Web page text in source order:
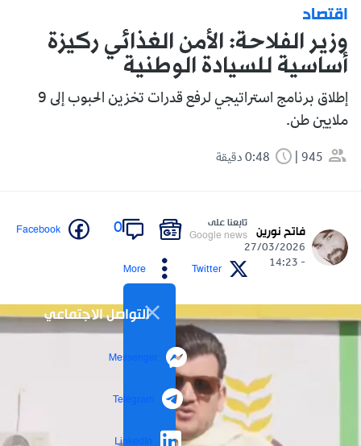
اقتصاد
وزير الفلاحة: الأمن الغذائي ركيزة
أساسية للسيادة الوطنية
إطلاق برنامج استراتيجي لرفع قدرات تخزين الحبوب إلى 9
ملايين طن.
945
فاتح نورين
27/03/2026
- 14:23
تابعنا على
Google news
0
Facebook
Twitter
More
التواصل الاجتماعي
Messenger
Telegram
LinkedIn